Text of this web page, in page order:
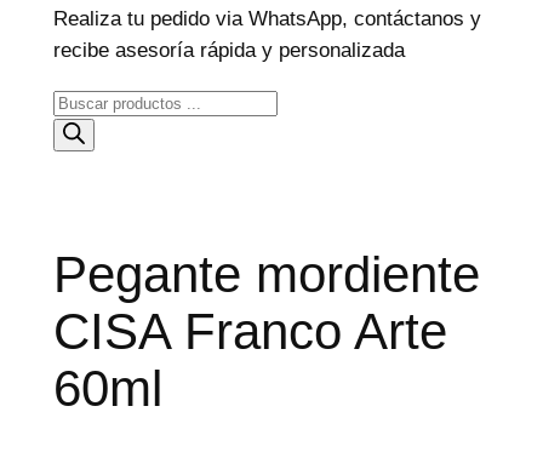
Realiza tu pedido via WhatsApp, contáctanos y
recibe asesoría rápida y personalizada
B
e
d
a
d
e
Pegante mordiente
CISA Franco Arte
60ml